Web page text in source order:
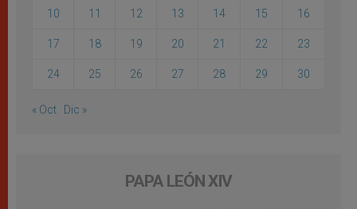
10 11 12 13 14 15 16
17 18 19 20 21 22 23
24 25 26 27 28 29 30
« Oct Dic »
PAPA LEÓN XIV